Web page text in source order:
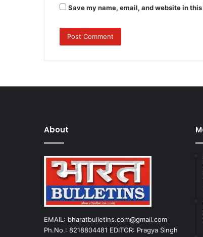
Save my name, email, and website in
About
EMAIL: bharatbulletins.com@gmail.com
Ph.No.: 8218804481 EDITOR: Pragya Singh